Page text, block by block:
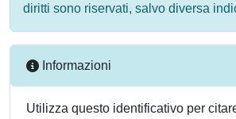
diritti sono riservati, salvo diversa
Informazioni
Utilizza questo identificativo per